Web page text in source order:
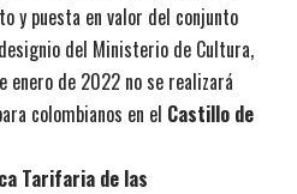
y puesta en valor del conjunto
del Ministerio de Cultura,
de 2022 no se realizará
colombianos en el Castillo de
Tarifaria de las